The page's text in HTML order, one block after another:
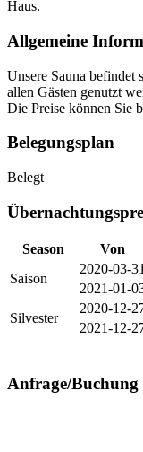
Haus.
Allgemeine
Unsere Sauna befindet
allen Gästen genutzt
Die Preise können Sie
Belegungsplan
Belegt
Season Von
Saison
2020-03-
2021-01-
Silvester
2020-12-
2021-12-
Anfrage/Buchung